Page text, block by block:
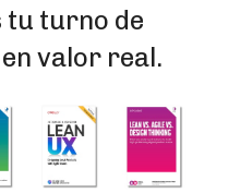
tu turno de
valor real.